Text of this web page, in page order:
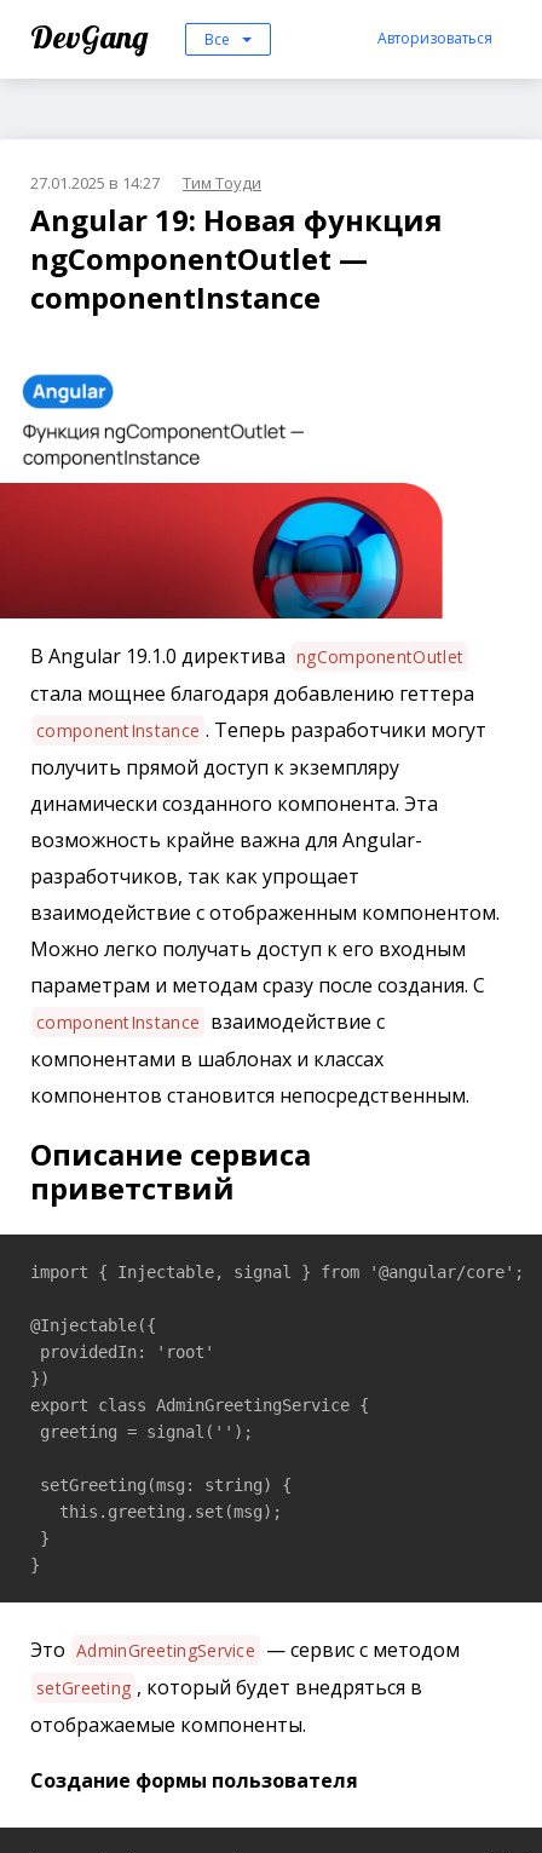
DevGang Все Авторизоваться
27.01.2025 в 14:27 Тим Тоуди
Angular 19: Новая функция
ngComponentOutlet —
componentInstance
В Angular 19.1.0 директива ngComponentOutlet
стала мощнее благодаря добавлению геттера
componentInstance . Теперь разработчики могут
получить прямой доступ к экземпляру
динамически созданного компонента. Эта
возможность крайне важна для Angular-
разработчиков, так как упрощает
взаимодействие с отображенным компонентом.
Можно легко получать доступ к его входным
параметрам и методам сразу после создания. С
componentInstance взаимодействие с
компонентами в шаблонах и классах
компонентов становится непосредственным.
Описание сервиса
приветствий
import { Injectable, signal } from '@angular/core';
@Injectable({
providedIn: 'root'
})
export class AdminGreetingService {
greeting = signal('');
setGreeting(msg: string) {
   this.greeting.set(msg);
}
}
Это AdminGreetingService — сервис с методом
setGreeting , который будет внедряться в
отображаемые компоненты.
Создание формы пользователя